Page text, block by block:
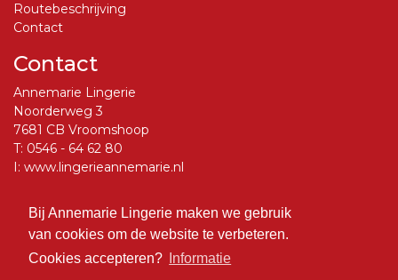
Bij Annemarie Lingerie maken we gebruik
van cookies om de website te verbeteren.
Cookies accepteren?
Informatie
Routebeschrijving
Contact
Contact
Annemarie Lingerie
Noorderweg 3
7681 CB Vroomshoop
T: 0546 - 64 62 80
I: www.lingerieannemarie.nl
Social Media
Volg ons op Facebook